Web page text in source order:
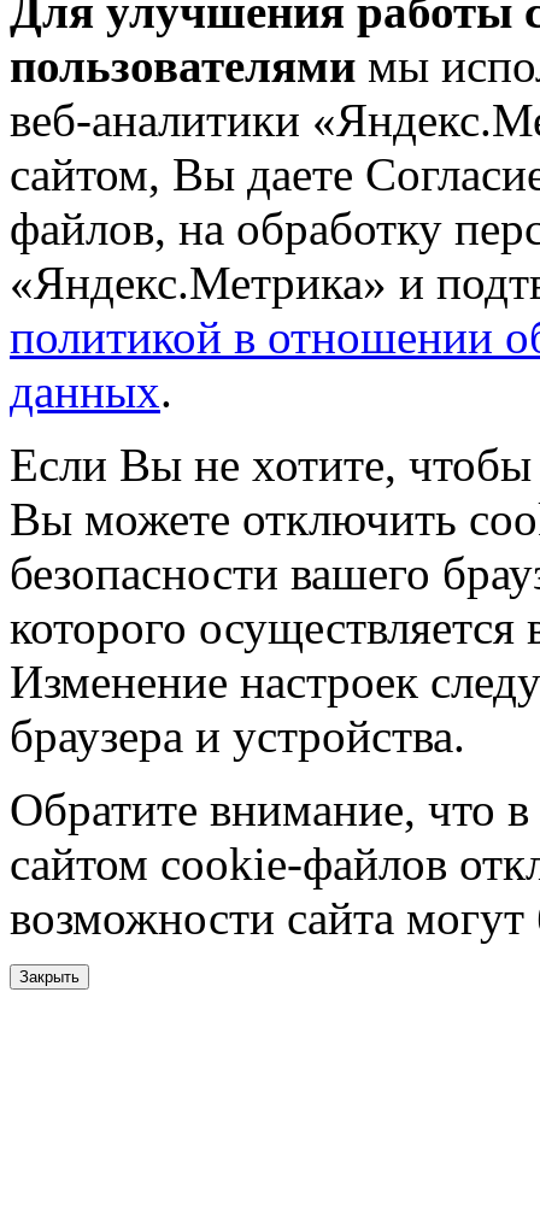
Для улучшения работы
пользователями мы
веб-аналитики
сайтом, Вы даете
файлов, на обработку
«Яндекс.Метрика» и
политикой в отношении
данных.
Если Вы не хотите,
Вы можете отключить
безопасности вашего
которого
Изменение настроек
браузера и устройства.
Обратите внимание, что в
сайтом cookie-файлов
возможности сайта
Закрыть